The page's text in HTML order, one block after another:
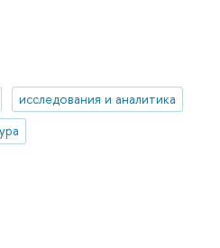
исследования и аналитика